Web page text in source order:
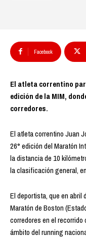
Facebook
El atleta correntino
edición de la MIM,
corredores.
El atleta correntino Juan
26° edición del Maratón
la distancia de 10
la clasificación general,
El deportista, que en
Maratón de Boston
corredores en el recorrido
ámbito del running